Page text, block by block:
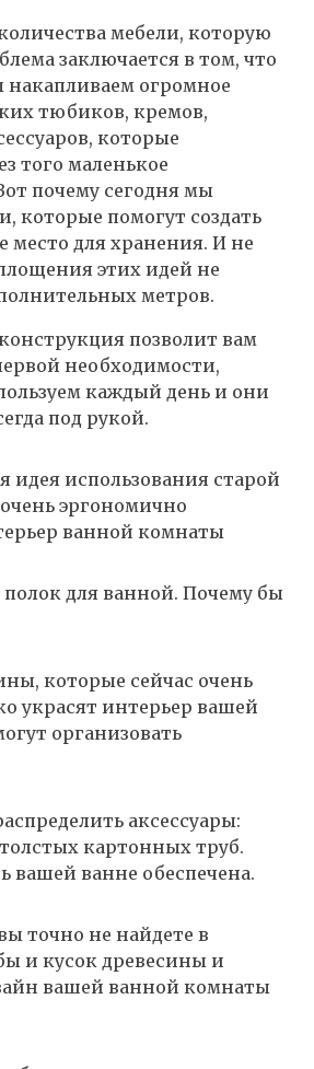
мебели, которую
заключается в том, что
огромное
тюбиков, кремов,
которые
того маленькое
почему сегодня мы
которые помогут создать
место для хранения. И не
этих идей не
метров.
позволит вам
необходимости,
каждый день и они
под рукой.
идея использования старой
эргономично
ванной комнаты
для ванной. Почему бы
которые сейчас очень
украсят интерьер вашей
организовать
аксессуары:
картонных труб.
вашей ванне обеспечена.
точно не найдете в
и кусок древесины и
вашей ванной комнаты